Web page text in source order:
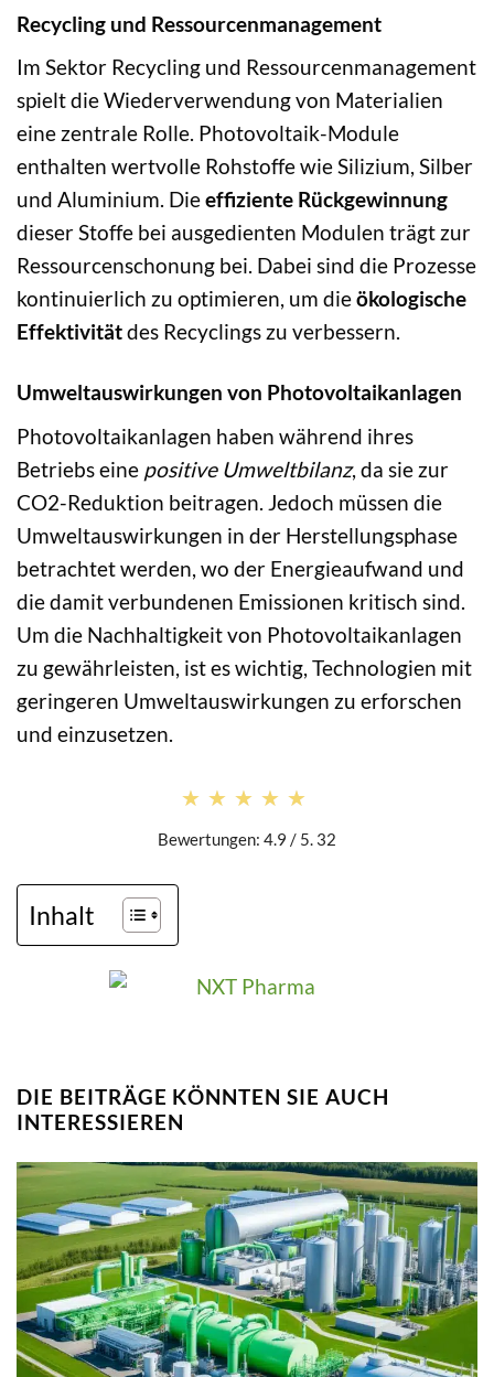
Recycling und Ressourcenmanagement
Im Sektor Recycling und Ressourcenmanagement
spielt die Wiederverwendung von Materialien
eine zentrale Rolle. Photovoltaik-Module
enthalten wertvolle Rohstoffe wie Silizium, Silber
und Aluminium. Dieeffiziente Rückgewinnung
dieser Stoffe bei ausgedienten Modulen trägt zur
Ressourcenschonung bei. Dabei sind die Prozesse
kontinuierlich zu optimieren, um dieökologische
Effektivitätdes Recyclings zu verbessern.
Umweltauswirkungen von Photovoltaikanlagen
Photovoltaikanlagen haben während ihres
Betriebs eine positive Umweltbilanz, da sie zur
CO2-Reduktion beitragen. Jedoch müssen die
Umweltauswirkungen in der Herstellungsphase
betrachtet werden, wo der Energieaufwand und
die damit verbundenen Emissionen kritisch sind.
Um die Nachhaltigkeit von Photovoltaikanlagen
zu gewährleisten, ist es wichtig, Technologien mit
geringeren Umweltauswirkungen zu erforschen
und einzusetzen.
★★★★★
★★★★★
Bewertungen: 4.9 / 5. 32
Inhalt
DIE BEITRÄGE KÖNNTEN SIE AUCH
INTERESSIEREN